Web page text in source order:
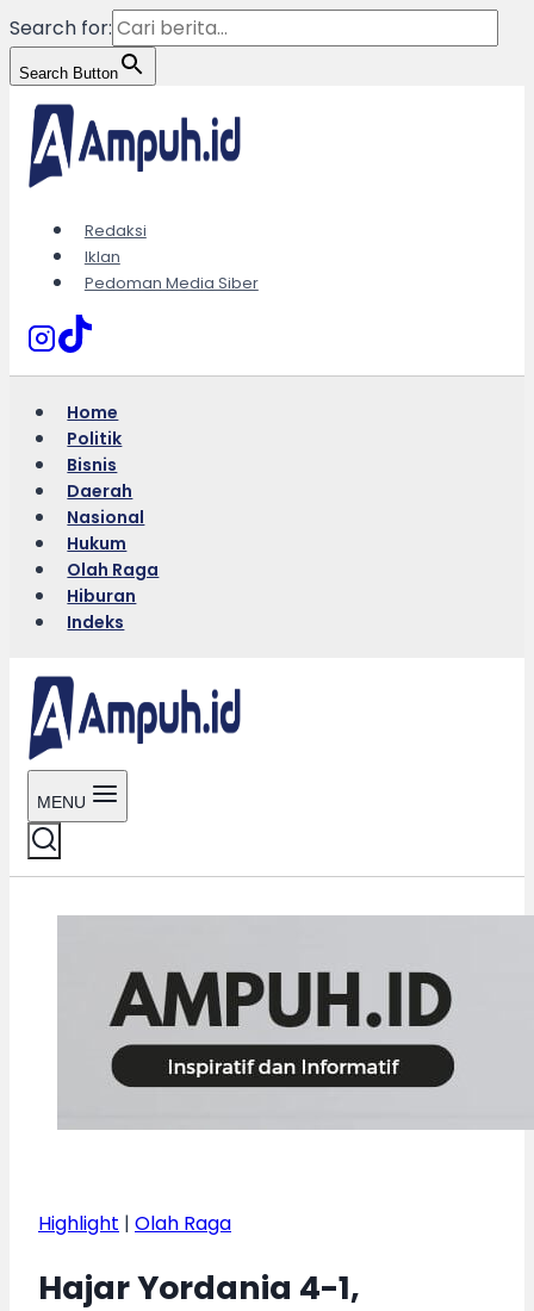
Search for:
Search Button
Skip
content
Redaksi
Iklan
Pedoman Media Siber
Home
Politik
Bisnis
Daerah
Nasional
Hukum
Olah Raga
Hiburan
Indeks
MENU
Highlight | Olah Raga
Hajar Yordania 4-1,